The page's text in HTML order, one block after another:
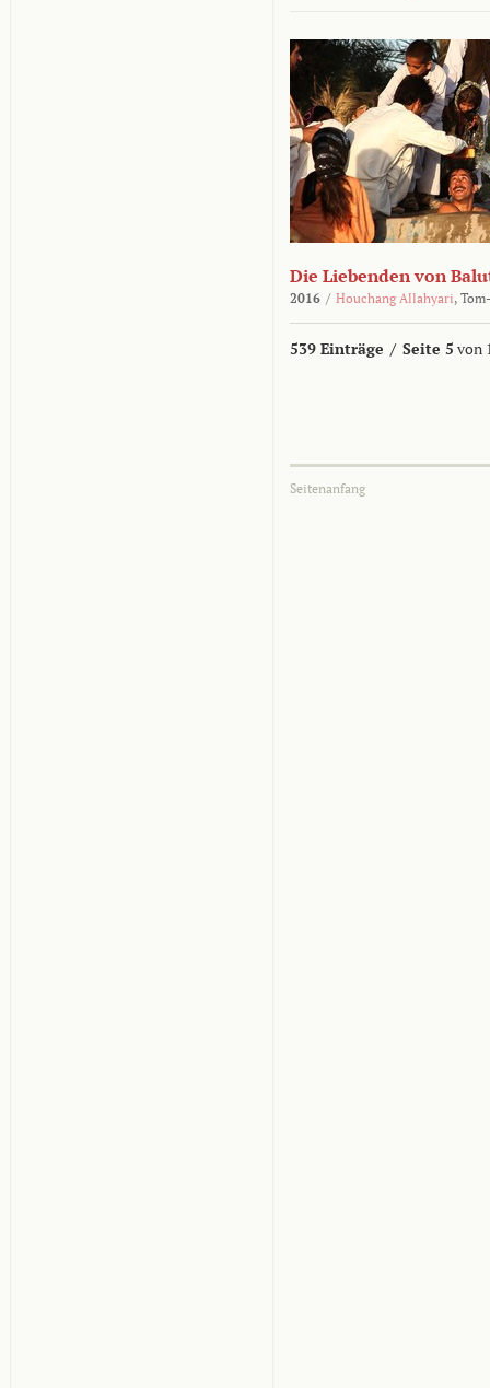
Die Liebenden von
2016 / Houchang Allahyari,
539 Einträge / Seite 5 von
Seitenanfang